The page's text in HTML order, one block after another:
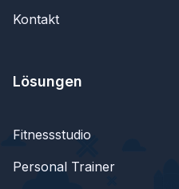
Kontakt
Lösungen
Fitnessstudio
Personal Trainer